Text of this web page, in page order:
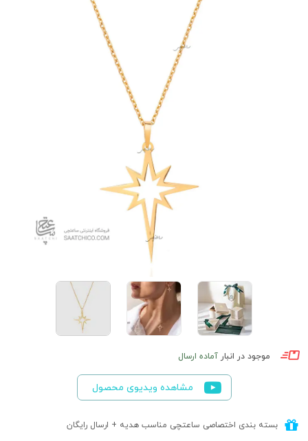
موجود در انبار آماده ارسال
مشاهده ویدیوی محصول
بسته بندی اختصاصی ساعتچی مناسب هدیه + ارسال رایگان